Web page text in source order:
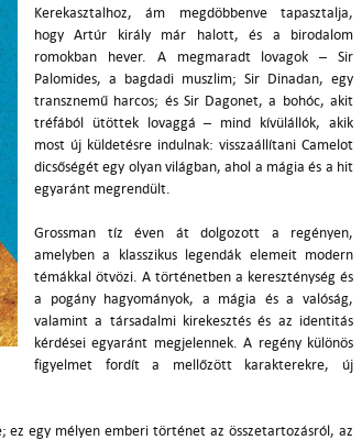
Kerekasztalhoz, ám megdöbbenve tapasztalja,
hogy Artúr király már halott, és a birodalom
romokban hever. A megmaradt lovagok – Sir
Palomides, a bagdadi muszlim; Sir Dinadan, egy
transznemű harcos; és Sir Dagonet, a bohóc, akit
tréfából ütöttek lovaggá – mind kívülállók, akik
most új küldetésre indulnak: visszaállítani Camelot
dicsőségét egy olyan világban, ahol a mágia és a hit
egyaránt megrendült.
Grossman tíz éven át dolgozott a regényen,
amelyben a klasszikus legendák elemeit modern
témákkal ötvözi. A történetben a kereszténység és
a pogány hagyományok, a mágia és a valóság,
valamint a társadalmi kirekesztés és az identitás
kérdései egyaránt megjelennek. A regény különös
figyelmet fordít a mellőzött karakterekre, új
ez egy mélyen emberi történet az összetartozásról, az